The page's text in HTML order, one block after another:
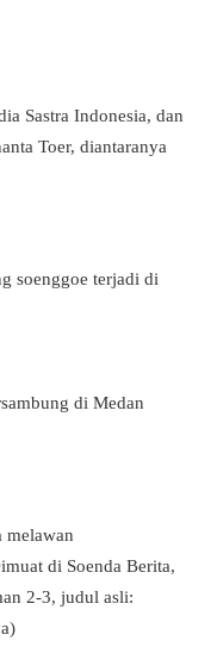
Sastra Indonesia, dan
Toer, diantaranya
soenggoe terjadi di
di Medan
melawan
di Soenda Berita,
2-3, judul asli: